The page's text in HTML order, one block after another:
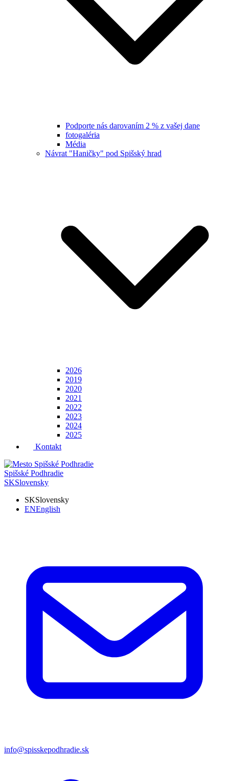
Podporte nás darovaním 2 % z vašej dane
fotogaléria
Média
Návrat "Haničky" pod Spišský hrad
2026
2019
2020
2021
2022
2023
2024
2025
Kontakt
Spišské Podhradie
SKSlovensky
SKSlovensky
ENEnglish
info@spisskepodhradie.sk